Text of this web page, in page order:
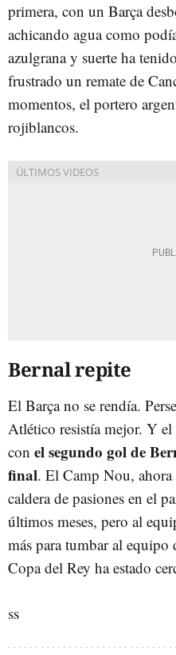
primera, con un Barça
achicando agua como
azulgrana y suerte ha
frustrado un remate de
momentos, el portero
rojiblancos.
Bernal repite
El Barça no se rendía.
Atlético resistía mejor. Y
con el segundo gol de
final. El Camp Nou, ahora
caldera de pasiones en el
últimos meses, pero al
más para tumbar al
Copa del Rey ha estado
ss